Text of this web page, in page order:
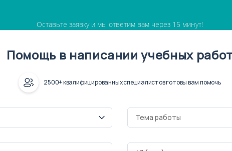
Оставьте заявку и мы ответим вам через 15 минут!
Помощь в написании учебных
2500+ квалифицированных специалистов готовы вам помочь